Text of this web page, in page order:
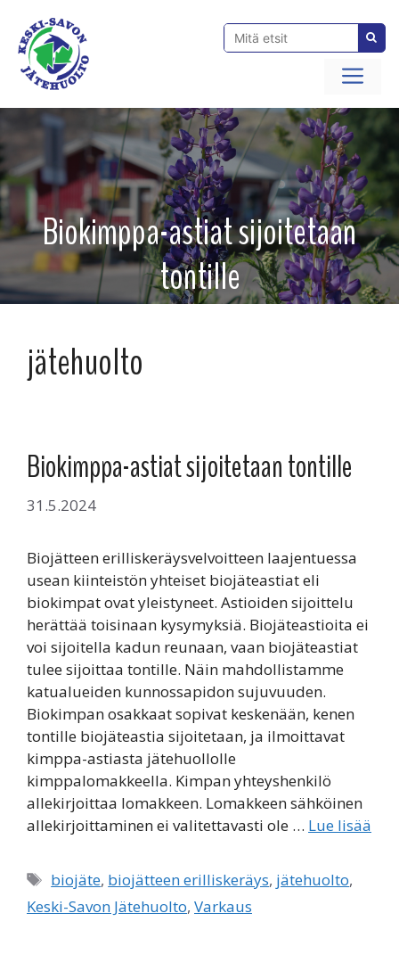
sisältöön
Biokimppa-astiat sijoitetaan
tontille
jätehuolto
Biokimppa-astiat sijoitetaan tontille
31.5.2024
Biojätteen erilliskeräysvelvoitteen laajentuessa
usean kiinteistön yhteiset biojäteastiat eli
biokimpat ovat yleistyneet. Astioiden sijoittelu
herättää toisinaan kysymyksiä. Biojäteastioita ei
voi sijoitella kadun reunaan, vaan biojäteastiat
tulee sijoittaa tontille. Näin mahdollistamme
katualueiden kunnossapidon sujuvuuden.
Biokimpan osakkaat sopivat keskenään, kenen
tontille biojäteastia sijoitetaan, ja ilmoittavat
kimppa-astiasta jätehuollolle
kimppalomakkeella. Kimpan yhteyshenkilö
allekirjoittaa lomakkeen. Lomakkeen sähköinen
allekirjoittaminen ei valitettavasti ole … Lue lisää
Avainsanat
biojäte, biojätteen erilliskeräys, jätehuolto,
Keski-Savon Jätehuolto, Varkaus